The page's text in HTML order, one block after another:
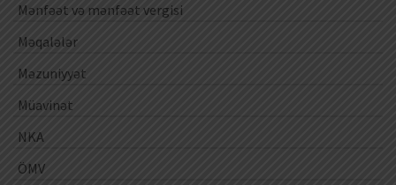
Mənfəət və mənfəət vergisi
Məqalələr
Məzuniyyət
Müavinət
NKA
ÖMV